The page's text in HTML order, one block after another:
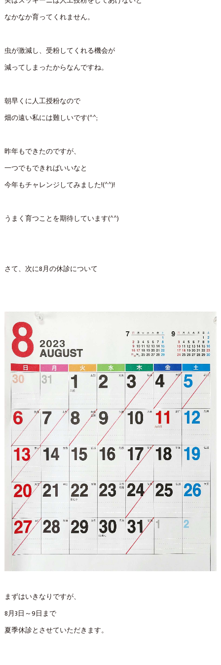
なかなか育ってくれません。
虫が激減し、受粉してくれる機会が
減ってしまったからなんですね。
朝早くに人工授粉なので
畑の遠い私には難しいです(^^;
昨年もできたのですが、
一つでもできればいいなと
今年もチャレンジしてみました!(^^)!
うまく育つことを期待しています(^^)
さて、次に8月の休診について
まずはいきなりですが、
8月3日～9日まで
夏季休診とさせていただきます。